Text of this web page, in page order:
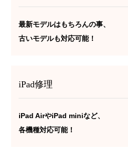
最新モデルはもちろんの事、
古いモデルも対応可能！
iPad修理
iPad AirやiPad miniなど、
各機種対応可能！